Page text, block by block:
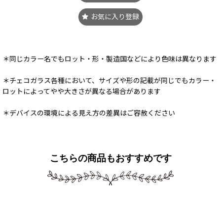
お気に入り登録
＊同じカラー名でもロット・形・製造国などにより色味は異なります
＊チェコガラス各種において、サイズや形の記載が同じでもカラー・
ロットによってやや大きさが異なる場合があります
＊デバイスの環境による見え方の差異はご容赦ください
こちらの商品もおすすめです